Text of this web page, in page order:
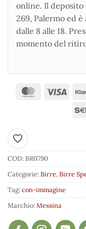
online. Il deposito
269, Palermo ed
dalle 8 alle 18.
momento del
Aggiungi ai preferiti
COD:BR0790
Categorie:Birre,Birre
Tag:con-immagine
Marchio:Messina